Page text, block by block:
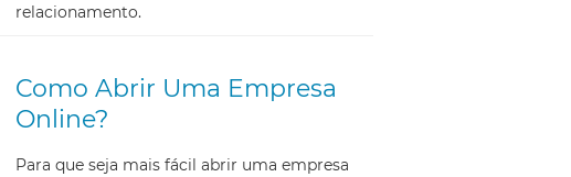
relacionamento.
Como Abrir Uma Empresa
Online?
Para que seja mais fácil abrir uma empresa